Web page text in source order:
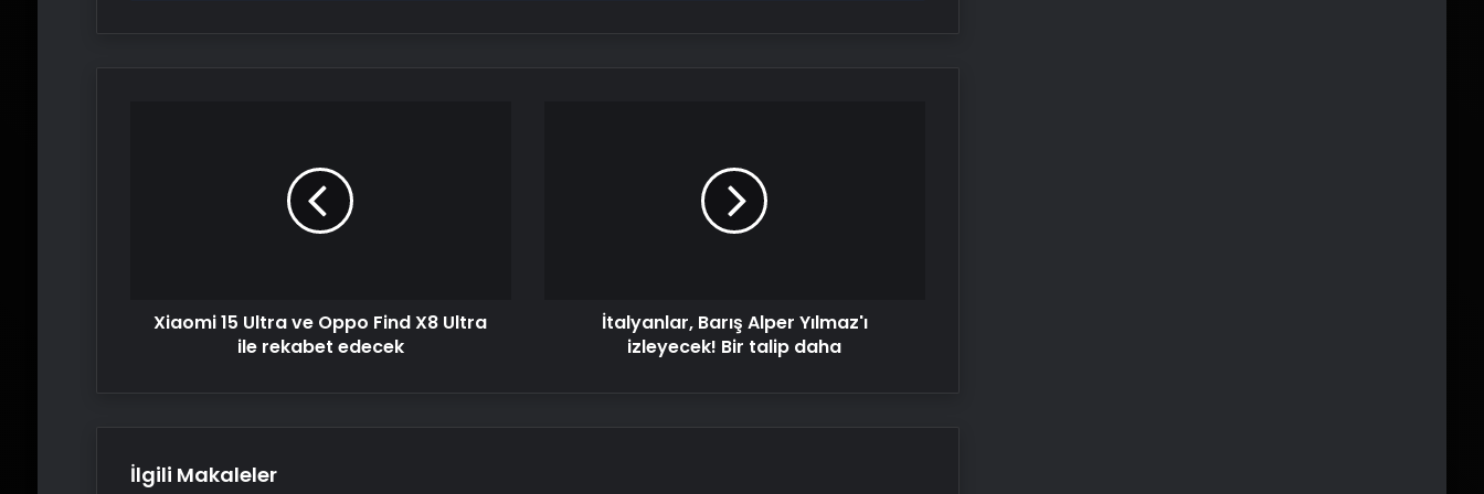
rekabet
Xiaomi 15 Ultra ve Oppo Find X8 Ultra
ile rekabet edecek
İtalyanlar, Barış Alper Yılmaz'ı
izleyecek! Bir talip daha
İlgili Makaleler